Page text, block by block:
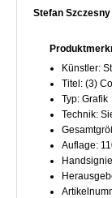
Stefan
Künstler:
Titel: (3)
Typ: Grafik
Technik:
Auflage: